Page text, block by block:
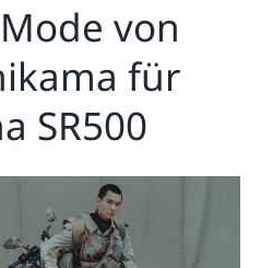
von
für
SR500